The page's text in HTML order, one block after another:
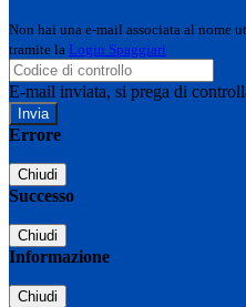
Non hai una e-mail associata al nome
tramite la Login Spaggiari
E-mail inviata, si prega di
Errore
Chiudi
Successo
Chiudi
Informazione
Chiudi